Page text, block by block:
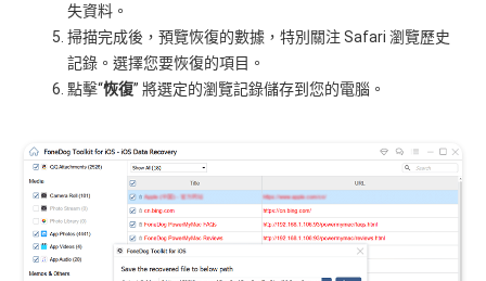
失資料。
掃描完成後，預覽恢復的數據，特別關注 Safari 瀏覽歷史
記錄。選擇您要恢復的項目。
點擊“恢復” 將選定的瀏覽記錄儲存到您的電腦。